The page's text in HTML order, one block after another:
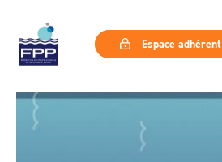
Espace adhérent